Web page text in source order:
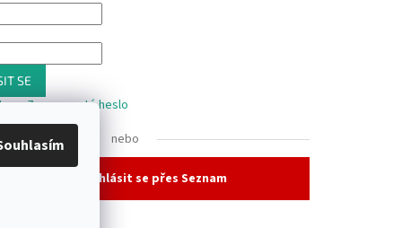
SE
Zapomenuté heslo
nebo
Přihlásit se přes Seznam